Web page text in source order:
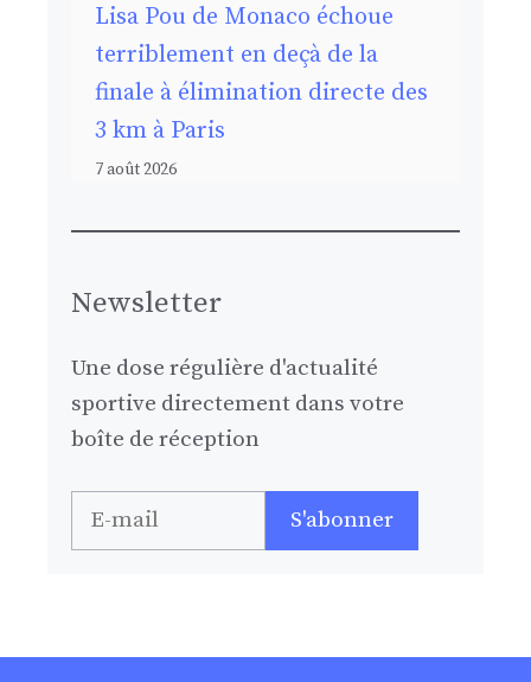
Lisa Pou de Monaco échoue
terriblement en deçà de la
finale à élimination directe des
3 km à Paris
7 août 2026
Newsletter
Une dose régulière d'actualité
sportive directement dans votre
boîte de réception